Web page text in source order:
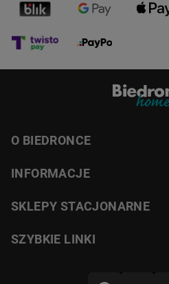
O BIEDRONCE
INFORMACJE
SKLEPY STACJONARNE
SZYBKIE LINKI